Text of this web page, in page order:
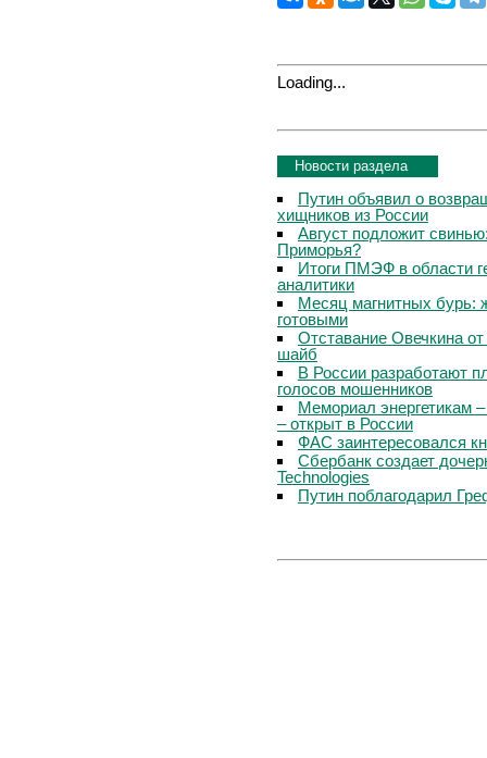
Loading...
Новости раздела
Путин объявил о
хищников из России
Август подложит
Приморья?
Итоги ПМЭФ в области
аналитики
Месяц магнитных бурь:
готовыми
Отставание Овечкина
шайб
В России разработают
голосов мошенников
Мемориал энергетикам
– открыт в России
ФАС заинтересовался
Сбербанк создает
Technologies
Путин поблагодарил